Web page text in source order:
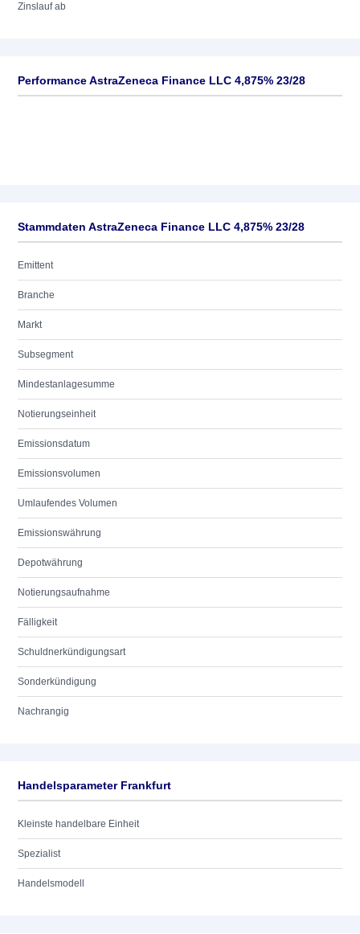
Zinslauf ab
Performance AstraZeneca Finance LLC 4,875% 23/28
Stammdaten AstraZeneca Finance LLC 4,875% 23/28
Emittent
Branche
Markt
Subsegment
Mindestanlagesumme
Notierungseinheit
Emissionsdatum
Emissionsvolumen
Umlaufendes Volumen
Emissionswährung
Depotwährung
Notierungsaufnahme
Fälligkeit
Schuldnerkündigungsart
Sonderkündigung
Nachrangig
Handelsparameter Frankfurt
Kleinste handelbare Einheit
Spezialist
Handelsmodell